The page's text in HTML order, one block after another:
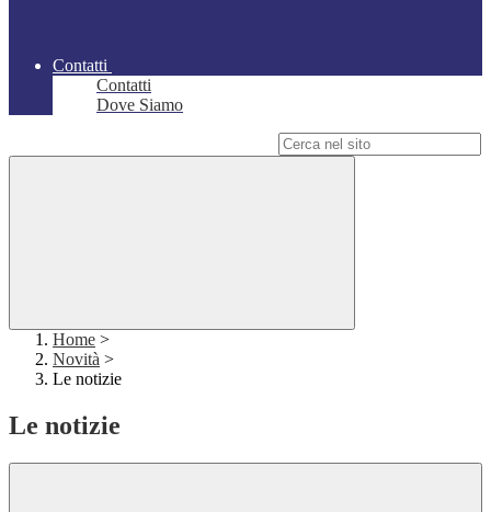
Contatti
Contatti
Dove Siamo
Home >
Novità >
Le notizie
Le notizie